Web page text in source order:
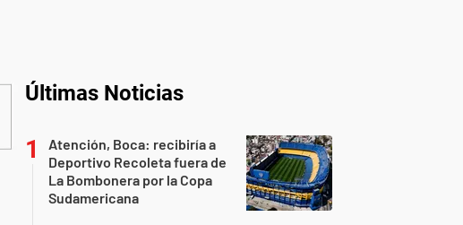
Últimas Noticias
Atención, Boca: recibiría a
Deportivo Recoleta fuera de
La Bombonera por la Copa
Sudamericana